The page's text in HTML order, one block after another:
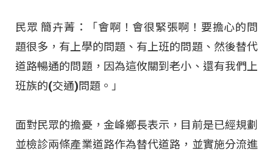
民眾 簡卉菁：「會啊！會很緊張啊！要擔心的問
題很多，有上學的問題、有上班的問題、然後替代
道路暢通的問題，因為這攸關到老小、還有我們上
班族的(交通)問題。」
面對民眾的擔憂，金峰鄉長表示，目前是已經規劃
並檢診兩條產業道路作為替代道路，並實施分流進